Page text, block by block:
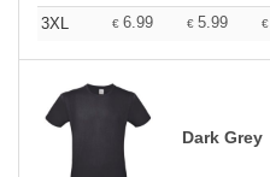
3XL
€ 6.99 € 5.99 €
Dark Grey